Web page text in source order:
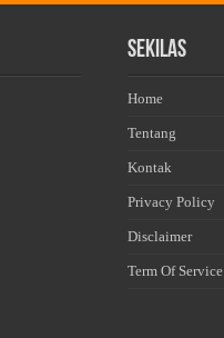
Sekilas
Home
Tentang
Kontak
Privacy Policy
Disclaimer
Term Of Service